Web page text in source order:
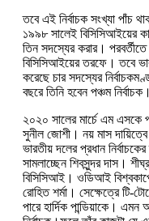
তবে এই নির্বাচক সংখ্যা পাঁচ
১৯৯৮ সালেই বিসিসিআইয়ের
তিন সদস্যের করার।
বিসিসিআইয়ের তরফে। তবে
করেছে চার সদস্যের
বছরে তিনি হবেন পঞ্চম নির্বাচক।
২০২০ সালের মার্চে এম এসকে
সুনীল জোশী। নয় মাস দায়িত্বে
ভারতীয় দলের প্রধান
সামলাচ্ছেন শিবসুন্দর দাস।
বিসিসিআই। ওডিআই
রোহিত শর্মা। সেক্ষেত্রে টি-
পারে হার্দিক পান্ডিয়াকে।